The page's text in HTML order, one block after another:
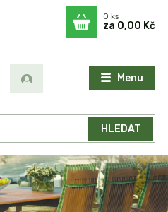
Menu
HLEDAT
0ks
za 0,00 Kč